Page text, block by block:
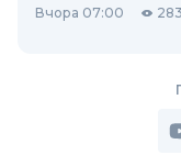
Вчора 07:00